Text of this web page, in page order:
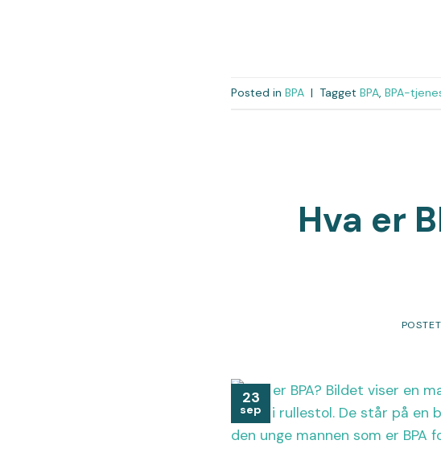
Posted in BPA | Tagget BPA, BPA-
Hva er
23
sep